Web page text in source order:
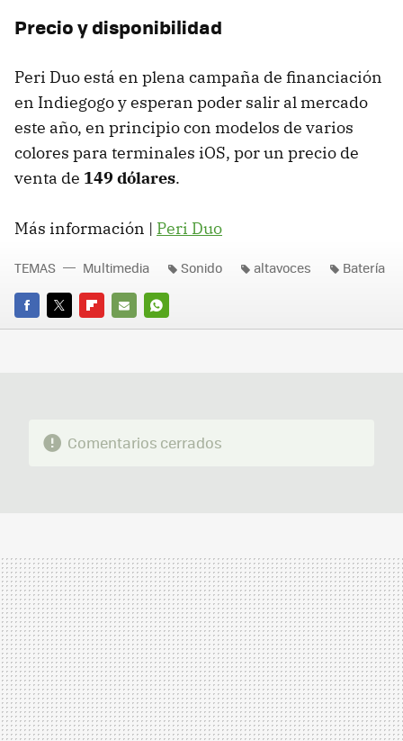
Precio y disponibilidad
Peri Duo está en plena campaña de financiación
en Indiegogo y esperan poder salir al mercado
este año, en principio con modelos de varios
colores para terminales iOS, por un precio de
venta de 149 dólares.
Más información | Peri Duo
FACEBOOK
TWITTERFLIPBOARD
E-
WHATSAPP
TEMAS Multimedia Sonido altavoces Batería
Comentarios cerrados